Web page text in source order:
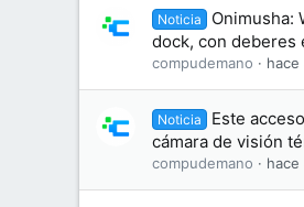
Noticia
Onimusha:
dock, con deberes
compudemano
Noticia
Este
cámara de visión
compudemano